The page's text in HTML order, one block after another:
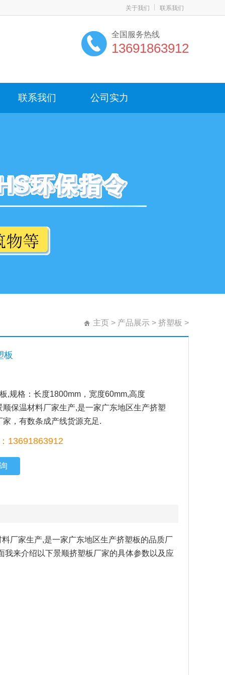
关于我们 联系我们
全国服务热线
13691863912
联系我们 公司实力
主页 > 产品展示 > 挤塑板 >
板
,规格：长度1800mm，宽度60mm,高度
顺保温材料厂家生产,是一家广东地区生产挤塑
家，有数条成产线货源充足.
13691863912
厂家生产,是一家广东地区生产挤塑板的品质厂
来介绍以下景顺挤塑板厂家的具体参数以及应